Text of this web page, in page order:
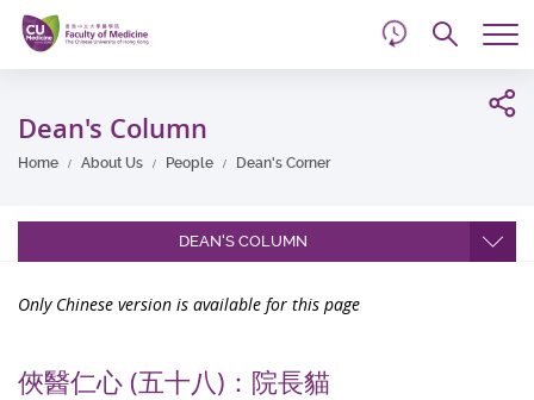
Skip
main
content
Dean's Column
Home About Us People Dean's Corner
DEAN'S COLUMN
Only Chinese version is available for this page
俠醫仁心 (五十八)：院長貓